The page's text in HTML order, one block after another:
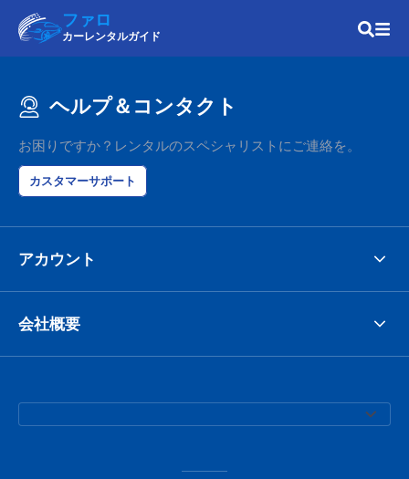
ファロ
カーレンタルガイド
ヘルプ＆コンタクト
お困りですか？レンタルのスペシャリストにご連絡を。
カスタマーサポート
アカウント
会社概要